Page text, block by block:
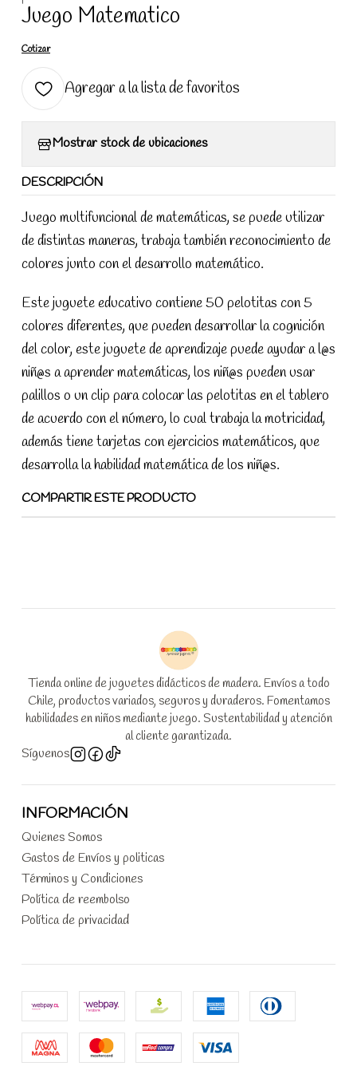
Juego Matematico
Cotizar
Agregar a la lista de favoritos
Mostrar stock de ubicaciones
DESCRIPCIÓN
Juego multifuncional de matemáticas, se puede utilizar
de distintas maneras, trabaja también reconocimiento de
colores junto con el desarrollo matemático.
Este juguete educativo contiene 50 pelotitas con 5
colores diferentes, que pueden desarrollar la cognición
del color, este juguete de aprendizaje puede ayudar a l@s
niñ@s a aprender matemáticas, los niñ@s pueden usar
palillos o un clip para colocar las pelotitas en el tablero
de acuerdo con el número, lo cual trabaja la motricidad,
además tiene tarjetas con ejercicios matemáticos, que
desarrolla la habilidad matemática de los niñ@s.
COMPARTIR ESTE PRODUCTO
Tienda online de juguetes didácticos de madera. Envíos a todo
Chile, productos variados, seguros y duraderos. Fomentamos
habilidades en niños mediante juego. Sustentabilidad y atención
al cliente garantizada.
Síguenos
INFORMACIÓN
Quienes Somos
Gastos de Envíos y politicas
Términos y Condiciones
Política de reembolso
Política de privacidad